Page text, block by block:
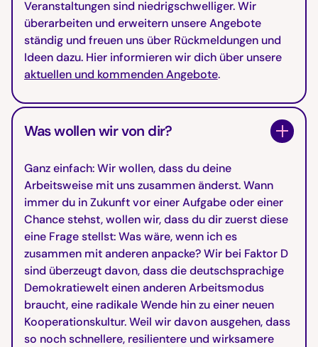
Veranstaltungen sind niedrigschwelliger. Wir
überarbeiten und erweitern unsere Angebote
ständig und freuen uns über Rückmeldungen und
Ideen dazu. Hier informieren wir dich über unsere
aktuellen und kommenden Angebote.
Was wollen wir von dir?
Ganz einfach: Wir wollen, dass du deine
Arbeitsweise mit uns zusammen änderst. Wann
immer du in Zukunft vor einer Aufgabe oder einer
Chance stehst, wollen wir, dass du dir zuerst diese
eine Frage stellst: Was wäre, wenn ich es
zusammen mit anderen anpacke? Wir bei Faktor D
sind überzeugt davon, dass die deutschsprachige
Demokratiewelt einen anderen Arbeitsmodus
braucht, eine radikale Wende hin zu einer neuen
Kooperationskultur. Weil wir davon ausgehen, dass
so noch schnellere, resilientere und wirksamere